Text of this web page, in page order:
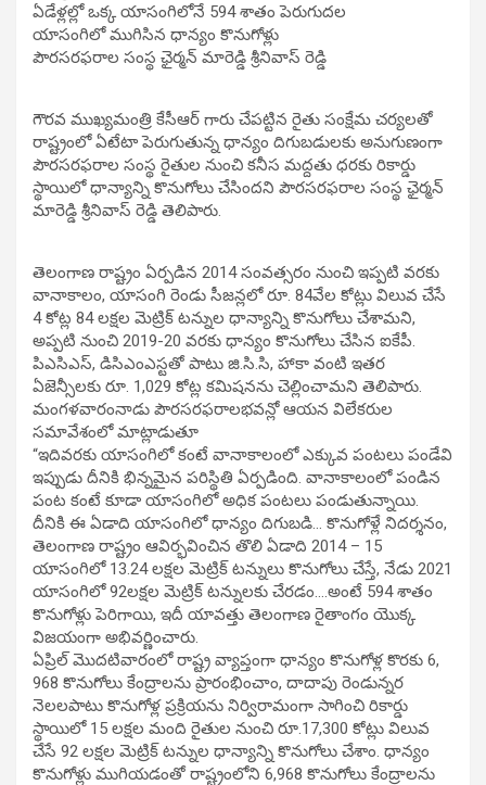
ఏడేళ్లల్లో ఒక్క యాసంగిలోనే 594 శాతం పెరుగుదల
యాసంగిలో ముగిసిన ధాన్యం కొనుగోళ్లు
పౌరసరఫరాల సంస్థ ఛైర్మన్ మారెడ్డి శ్రీనివాస్ రెడ్డి
గౌరవ ముఖ్యమంత్రి కేసీఆర్ గారు చేపట్టిన రైతు సంక్షేమ చర్యలతో
రాష్ట్రంలో ఏటేటా పెరుగుతున్న ధాన్యం దిగుబడులకు అనుగుణంగా
పౌరసరఫరాల సంస్థ రైతుల నుంచి కనీస మద్దతు ధరకు రికార్డు
స్థాయిలో ధాన్యాన్ని కొనుగోలు చేసిందని పౌరసరఫరాల సంస్థ ఛైర్మన్
మారెడ్డి శ్రీనివాస్ రెడ్డి తెలిపారు.
తెలంగాణ రాష్ట్రం ఏర్పడిన 2014 సంవత్సరం నుంచి ఇప్పటి వరకు
వానాకాలం, యాసంగి రెండు సీజన్లలో రూ. 84వేల కోట్లు విలువ చేసే
4 కోట్ల 84 లక్షల మెట్రిక్ టన్నుల ధాన్యాన్ని కొనుగోలు చేశామని,
అప్పటి నుంచి 2019-20 వరకు ధాన్యం కొనుగోలు చేసిన ఐకేపీ.
పిఎసిఎస్, డిసిఎంఎస్టతో పాటు జి.సి.సి, హాకా వంటి ఇతర
ఏజెన్సీలకు రూ. 1,029 కోట్ల కమిషనను చెల్లించామని తెలిపారు.
మంగళవారంనాడు పౌరసరఫరాలభవన్లో ఆయన విలేకరుల
సమావేశంలో మాట్లాడుతూ
“ఇదివరకు యాసంగిలో కంటే వానాకాలంలో ఎక్కువ పంటలు పండేవి
ఇప్పుడు దీనికి భిన్నమైన పరిస్థితి ఏర్పడింది. వానాకాలంలో పండిన
పంట కంటే కూడా యాసంగిలో అధిక పంటలు పండుతున్నాయి.
దీనికి ఈ ఏడాది యాసంగిలో ధాన్యం దిగుబడి… కొనుగోళ్లే నిదర్శనం,
తెలంగాణ రాష్ట్రం ఆవిర్భవించిన తొలి ఏడాది 2014 – 15
యాసంగిలో 13.24 లక్షల మెట్రిక్ టన్నులు కొనుగోలు చేస్తే, నేడు 2021
యాసంగిలో 92లక్షల మెట్రిక్ టన్నులకు చేరడం….అంటే 594 శాతం
కొనుగోళ్లు పెరిగాయి, ఇదీ యావత్తు తెలంగాణ రైతాంగం యొక్క
విజయంగా అభివర్ణించారు.
ఏప్రిల్ మొదటివారంలో రాష్ట్ర వ్యాప్తంగా ధాన్యం కొనుగోళ్ల కొరకు 6,
968 కొనుగోలు కేంద్రాలను ప్రారంభించాం, దాదాపు రెండున్నర
నెలలపాటు కొనుగోళ్ల ప్రక్రియను నిర్విరామంగా సాగించి రికార్డు
స్థాయిలో 15 లక్షల మంది రైతుల నుంచి రూ.17,300 కోట్లు విలువ
చేసే 92 లక్షల మెట్రిక్ టన్నుల ధాన్యాన్ని కొనుగోలు చేశాం. ధాన్యం
కొనుగోళ్లు ముగియడంతో రాష్ట్రంలోని 6,968 కొనుగోలు కేంద్రాలను